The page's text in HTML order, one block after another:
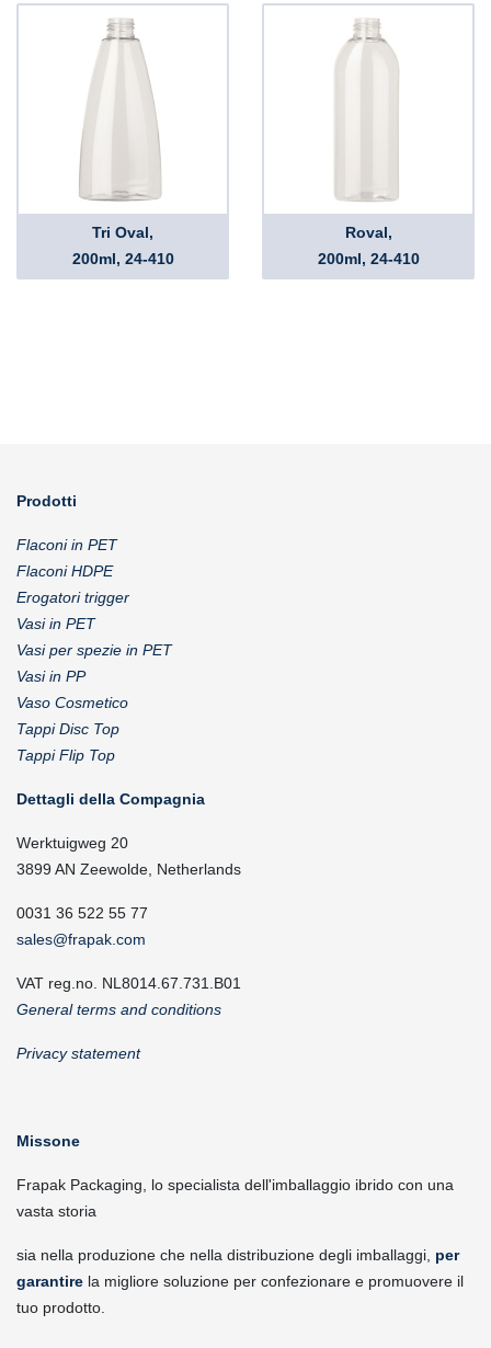
Tri Oval,
200ml, 24-410
Roval,
200ml, 24-410
Prodotti
Flaconi in PET
Flaconi HDPE
Erogatori trigger
Vasi in PET
Vasi per spezie in PET
Vasi in PP
Vaso Cosmetico
Tappi Disc Top
Tappi Flip Top
Dettagli della Compagnia
Werktuigweg 20
3899 AN Zeewolde, Netherlands
0031 36 522 55 77
sales@frapak.com
VAT reg.no. NL8014.67.731.B01
General terms and conditions
Privacy statement
Missone
Frapak Packaging, lo specialista dell'imballaggio ibrido con una
vasta storia
sia nella produzione che nella distribuzione degli imballaggi, per
garantire la migliore soluzione per confezionare e promuovere il
tuo prodotto.